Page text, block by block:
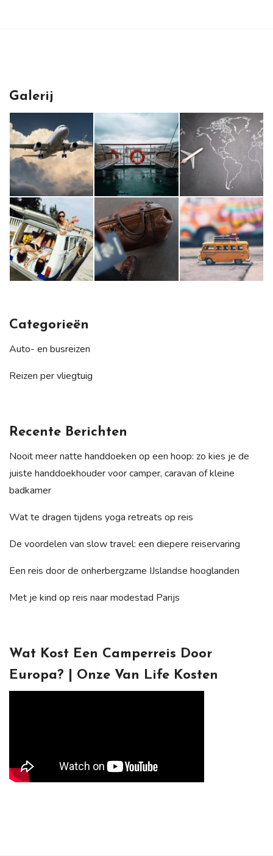
Galerij
Categorieën
Auto- en busreizen
Reizen per vliegtuig
Recente Berichten
Nooit meer natte handdoeken op een hoop: zo kies je de
juiste handdoekhouder voor camper, caravan of kleine
badkamer
Wat te dragen tijdens yoga retreats op reis
De voordelen van slow travel: een diepere reiservaring
Een reis door de onherbergzame IJslandse hooglanden
Met je kind op reis naar modestad Parijs
Wat Kost Een Camperreis Door
Europa? | Onze Van Life Kosten